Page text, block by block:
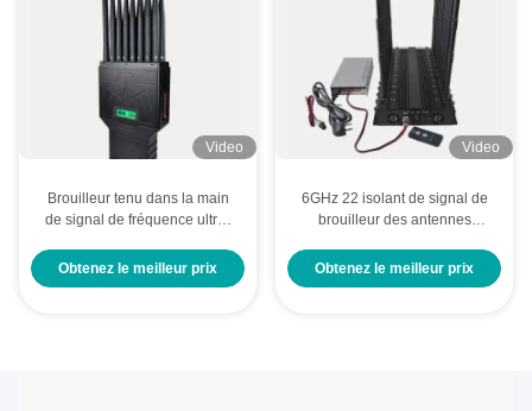
Video
Brouilleur tenu dans la main
de signal de fréquence ultra-
multifonctionnelle 4G 5G GPS
Obtenez le meilleur prix
Video
6GHz 22 isolant de signal de
brouilleur des antennes
Obtenez le meilleur prix